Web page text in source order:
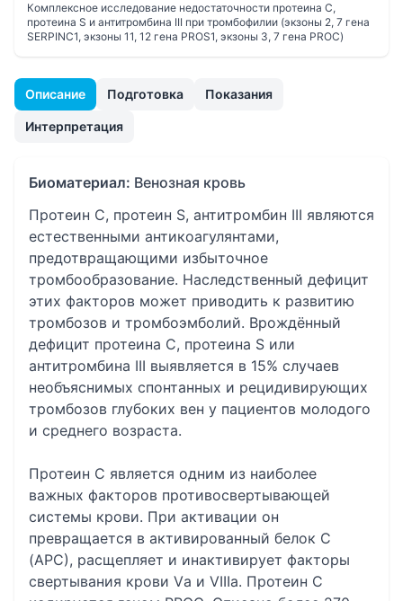
Описание Подготовка Показания
Интерпретация
Биоматериал: Венозная кровь
Протеин С, протеин S, антитромбин III являются
естественными антикоагулянтами,
предотвращающими избыточное
тромбообразование. Наследственный дефицит
этих факторов может приводить к развитию
тромбозов и тромбоэмболий. Врождённый
дефицит протеина С, протеина S или
антитромбина III выявляется в 15% случаев
необъяснимых спонтанных и рецидивирующих
тромбозов глубоких вен у пациентов молодого
и среднего возраста.
Протеин С является одним из наиболее
важных факторов противосвертывающей
системы крови. При активации он
превращается в активированный белок С
(АРС), расщепляет и инактивирует факторы
свертывания крови Vа и VIIIа. Протеин С
Комплексное исследование недостаточности протеина С,
протеина S и антитромбина III при тромбофилии (экзоны 2, 7 гена
SERPINC1, экзоны 11, 12 гена PROS1, экзоны 3, 7 гена PROC)